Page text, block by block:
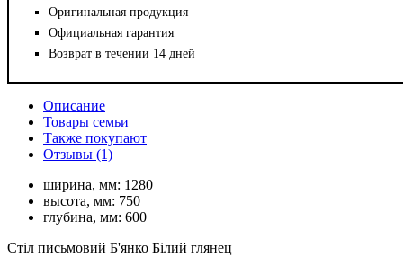
Оригинальная продукция
Официальная гарантия
Возврат в течении 14 дней
Описание
Товары семьи
Также покупают
Отзывы (1)
ширина, мм: 1280
высота, мм: 750
глубина, мм: 600
Стіл письмовий Б'янко Білий глянец